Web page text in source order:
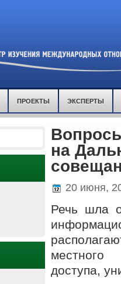
ПРОЕКТЫ ЭКСПЕРТЫ
на
20 июня,
Речь шла
местного
доступа,